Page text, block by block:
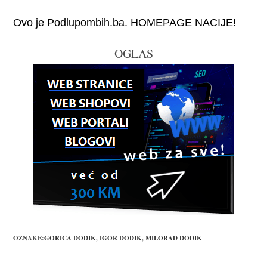
Ovo je Podlupombih.ba. HOMEPAGE NACIJE!
OGLAS
OZNAKE:GORICA DODIK, IGOR DODIK, MILORAD DODIK